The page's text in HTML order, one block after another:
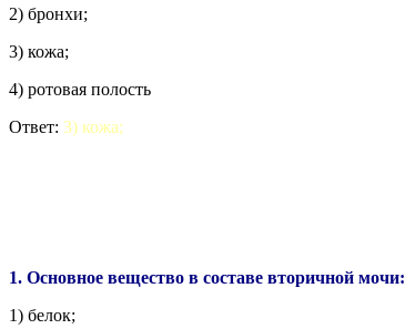
2) бронхи;
3) кожа;
4) ротовая полость
Ответ: 3) кожа;
1. Основное вещество в составе вторичной мочи:
1) белок;